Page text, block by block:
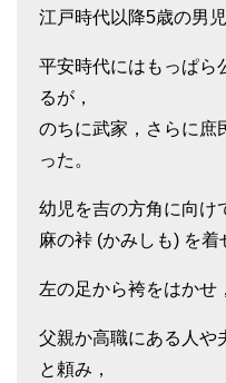
江戸時代以降5歳の男
平安時代にはもっぱら
るが，
のちに武家，さらに庶
った。
幼児を吉の方角に向け
麻の裃 (かみしも) を着
左の足から袴をはかせ
父親か高職にある人や
と頼み，